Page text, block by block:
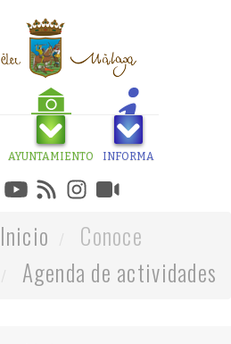
AYUNTAMIENTO INFORMA
Inicio
Conoce
Agenda de actividades